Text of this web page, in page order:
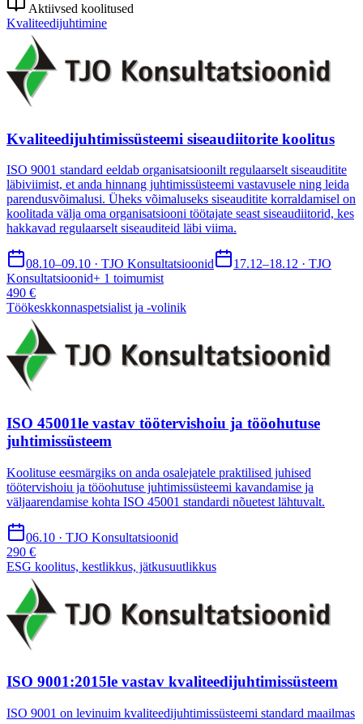
Aktiivsed koolitused
Kvaliteedijuhtimine
Kvaliteedijuhtimissüsteemi siseaudiitorite koolitus
ISO 9001 standard eeldab organisatsioonilt regulaarselt siseauditite
läbiviimist, et anda hinnang juhtimissüsteemi vastavusele ning leida
parendusvõimalusi. Üheks võimaluseks siseauditite korraldamisel on
koolitada välja oma organisatsiooni töötajate seast siseaudiitorid, kes
hakkavad regulaarselt siseauditeid läbi viima.
08.10–09.10 · TJO Konsultatsioonid
17.12–18.12 · TJO
Konsultatsioonid+ 1 toimumist
490 €
Töökeskkonnaspetsialist ja -volinik
ISO 45001le vastav töötervishoiu ja tööohutuse
juhtimissüsteem
Koolituse eesmärgiks on anda osalejatele praktilised juhised
töötervishoiu ja tööohutuse juhtimissüsteemi kavandamise ja
väljaarendamise kohta ISO 45001 standardi nõuetest lähtuvalt.
06.10 · TJO Konsultatsioonid
290 €
ESG koolitus, kestlikkus, jätkusuutlikkus
ISO 9001:2015le vastav kvaliteedijuhtimissüsteem
ISO 9001 on levinuim kvaliteedijuhtimissüsteemi standard maailmas